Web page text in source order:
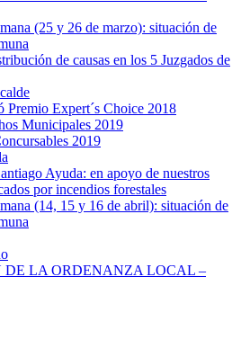
(25 y 26 de marzo): situación de
de causas en los 5 Juzgados de
Premio Expert´s Choice 2018
Municipales 2019
2019
Ayuda: en apoyo de nuestros
por incendios forestales
(14, 15 y 16 de abril): situación de
LA ORDENANZA LOCAL –